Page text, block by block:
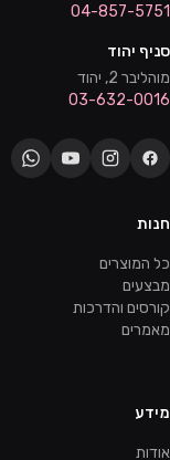
04-857-5751
סניף יהוד
מוהליבר 2, יהוד
03-632-0016
חנות
כל המוצרים
מבצעים
קורסים והדרכות
מאמרים
מידע
אודות